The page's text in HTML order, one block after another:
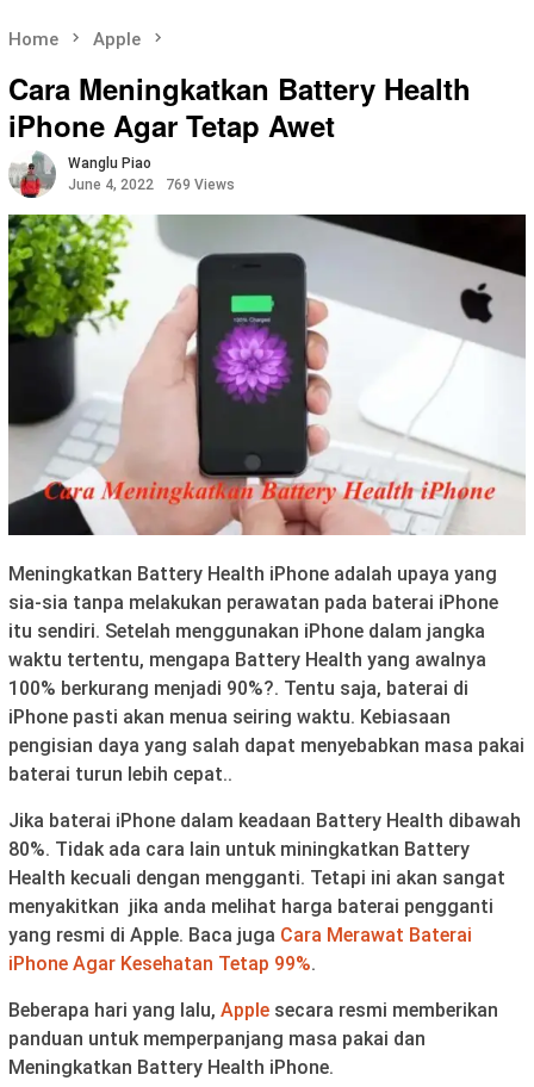
Home Apple
Cara Meningkatkan Battery Health
iPhone Agar Tetap Awet
Wanglu Piao
June 4, 2022
769 Views
Meningkatkan Battery Health iPhone adalah upaya yang
sia-sia tanpa melakukan perawatan pada baterai iPhone
itu sendiri. Setelah menggunakan iPhone dalam jangka
waktu tertentu, mengapa Battery Health yang awalnya
100% berkurang menjadi 90%?. Tentu saja, baterai di
iPhone pasti akan menua seiring waktu. Kebiasaan
pengisian daya yang salah dapat menyebabkan masa pakai
baterai turun lebih cepat..
Jika baterai iPhone dalam keadaan Battery Health dibawah
80%. Tidak ada cara lain untuk miningkatkan Battery
Health kecuali dengan mengganti. Tetapi ini akan sangat
menyakitkan jika anda melihat harga baterai pengganti
yang resmi di Apple. Baca juga Cara Merawat Baterai
iPhone Agar Kesehatan Tetap 99%.
Beberapa hari yang lalu, Apple secara resmi memberikan
panduan untuk memperpanjang masa pakai dan
Meningkatkan Battery Health iPhone.